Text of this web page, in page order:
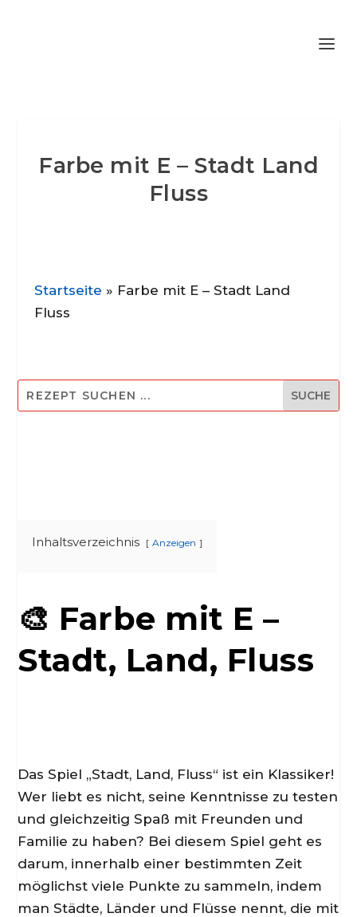
Farbe mit E – Stadt Land
Fluss
Startseite » Farbe mit E – Stadt Land
Fluss
Inhaltsverzeichnis Anzeigen
🎨 Farbe mit E –
Stadt, Land, Fluss
Das Spiel „Stadt, Land, Fluss“ ist ein Klassiker!
Wer liebt es nicht, seine Kenntnisse zu testen
und gleichzeitig Spaß mit Freunden und
Familie zu haben? Bei diesem Spiel geht es
darum, innerhalb einer bestimmten Zeit
möglichst viele Punkte zu sammeln, indem
man Städte, Länder und Flüsse nennt, die mit